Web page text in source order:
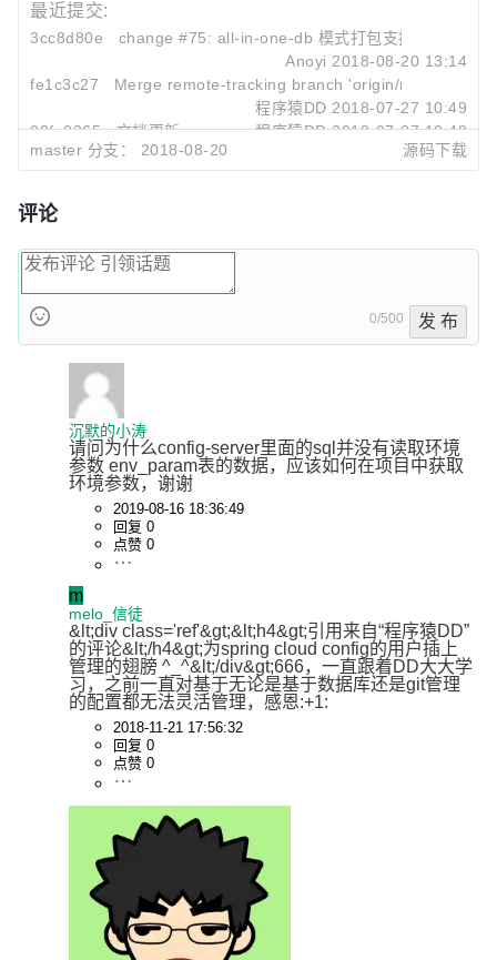
最近提交:
3cc8d80e
change #75: all-in-one-db 模式打包支持
Anoyi 2018-08-20 13:14
fe1c3c27
Merge remote-tracking branch 'origin/master'
程序猿DD 2018-07-27 10:49
08fa0365
文档更新 程序猿DD 2018-07-27 10:48
master 分支：
2018-08-20 源码下载
评论
0/500 发 布
沉默的小涛
请问为什么config-server里面的sql并没有读取环境
参数 env_param表的数据，应该如何在项目中获取
环境参数，谢谢
2019-08-16 18:36:49
回复 0
点赞 0
m
melo_信徒
&lt;div class='ref'&gt;&lt;h4&gt;引用来自“程序猿DD”
的评论&lt;/h4&gt;为spring cloud config的用户插上
管理的翅膀 ^_^&lt;/div&gt;666，一直跟着DD大大学
习，之前一直对基于无论是基于数据库还是git管理
的配置都无法灵活管理，感恩:+1:
2018-11-21 17:56:32
回复 0
点赞 0